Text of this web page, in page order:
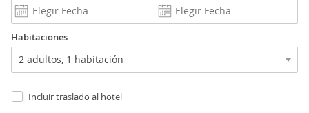
Habitaciones
Incluir traslado al hotel